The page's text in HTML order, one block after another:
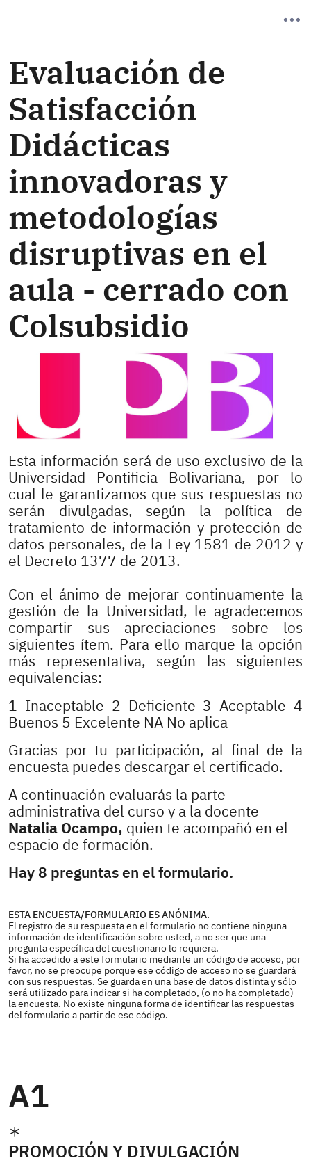
Evaluación de
Satisfacción
Didácticas
innovadoras y
metodologías
disruptivas en el
aula - cerrado con
Colsubsidio
Esta información será de uso exclusivo de la
Universidad Pontificia Bolivariana, por lo
cual le garantizamos que sus respuestas no
serán divulgadas, según la política de
tratamiento de información y protección de
datos personales, de la Ley 1581 de 2012 y
el Decreto 1377 de 2013.
Con el ánimo de mejorar continuamente la
gestión de la Universidad, le agradecemos
compartir sus apreciaciones sobre los
siguientes ítem. Para ello marque la opción
más representativa, según las siguientes
equivalencias:
1 Inaceptable 2 Deficiente 3 Aceptable 4
Buenos 5 Excelente NA No aplica
Gracias por tu participación, al final de la
encuesta puedes descargar el certificado.
A continuación evaluarás la parte
administrativa del curso y a la docente
Natalia Ocampo, quien te acompañó en el
espacio de formación.
Hay 8 preguntas en el formulario.
ESTA ENCUESTA/FORMULARIO ES ANÓNIMA.
El registro de su respuesta en el formulario no contiene ninguna
información de identificación sobre usted, a no ser que una
pregunta específica del cuestionario lo requiera.
Si ha accedido a este formulario mediante un código de acceso, por
favor, no se preocupe porque ese código de acceso no se guardará
con sus respuestas. Se guarda en una base de datos distinta y sólo
será utilizado para indicar si ha completado, (o no ha completado)
la encuesta. No existe ninguna forma de identificar las respuestas
del formulario a partir de ese código.
A1
PROMOCIÓN Y DIVULGACIÓN